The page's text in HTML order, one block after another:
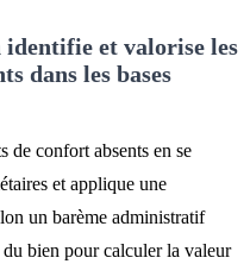
et valorise les
dans les bases
de confort absents en se
et applique une
un barème administratif
bien pour calculer la valeur